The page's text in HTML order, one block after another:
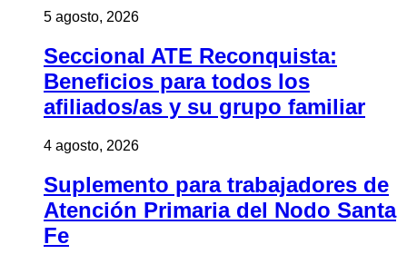
5 agosto, 2026
Seccional ATE Reconquista:
Beneficios para todos los
afiliados/as y su grupo familiar
4 agosto, 2026
Suplemento para trabajadores de
Atención Primaria del Nodo Santa
Fe